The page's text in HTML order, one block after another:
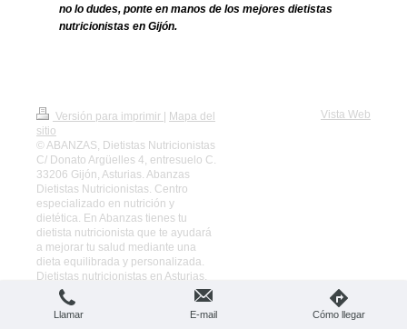
no lo dudes, ponte en manos de los mejores dietistas
nutricionistas en Gijón.
Versión para imprimir | Mapa del
sitio
© ABANZAS, Dietistas Nutricionistas
C/ Donato Argüelles 4, entresuelo C.
33206 Gijón, Asturias. Abanzas
Dietistas Nutricionistas. Centro
especializado en nutrición y
dietética. En Abanzas tienes tu
dietista nutricionista que te ayudará
a mejorar tu salud mediante una
dieta equilibrada y personalizada.
Dietistas nutricionistas en Asturias.
Vista Web
Llamar E-mail Cómo llegar